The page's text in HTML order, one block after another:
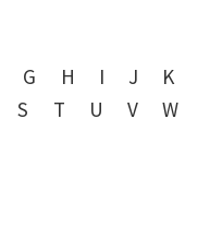
G H I J
K
S T U V
W